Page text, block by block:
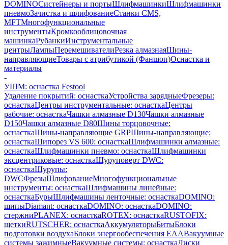
DOMINOСистейнеры и портыШлифмашинкиШлифмашинки
пневмоЗачистка и шлифованиеСтанки CMS,
MFTМногофункциональные
инструментыКромкооблицовочная
машинкаРубанкиИнструментальные
центрыЛампыПеремешивателиРезка алмазнаяШины-
направляющиеТовары с атрибутикой (Фаншоп)Оснастка и
материалы
-
УШМ: оснастка Festool
Удаление покрытий: оснасткаУстройства зарядныеФрезеры:
оснасткаЦентры инструментальные: оснасткаЦентры
рабочие: оснасткаЧашки алмазные D130Чашки алмазные
D150Чашки алмазные D80Шины торцовочные:
оснасткаШины-направляющие GRPШины-направляющие:
оснасткаШипорез VS 600: оснасткаШлифмашинки алмазные:
оснасткаШлифмашинки пневмо: оснасткаШлифмашинки
эксцентриковые: оснасткаШуруповерт DWC:
оснасткаШурупы:
DWCФрезыШлифованиеМногофункциональные
инструменты: оснасткаШлифмашины линейные:
оснасткаБурыШлифмашины ленточные: оснасткаDOMINO:
шипыDiamant: оснасткаDOMINO: оснасткаDOMINO:
стержниPLANEX: оснасткаROTEX: оснасткаRUSTOFIX:
щеткиRUTSCHER: оснасткаАккумуляторыБитыБлоки
подготовки воздухаБлоки энергообеспечения EAAВакуумные
системы зажимныеВакуумные системы: оснасткаДиски